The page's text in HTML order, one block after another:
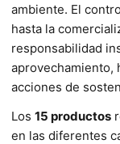
ambiente. El
hasta la
responsabilidad
aprovechamiento,
acciones de
Los 15 productos
en las diferentes